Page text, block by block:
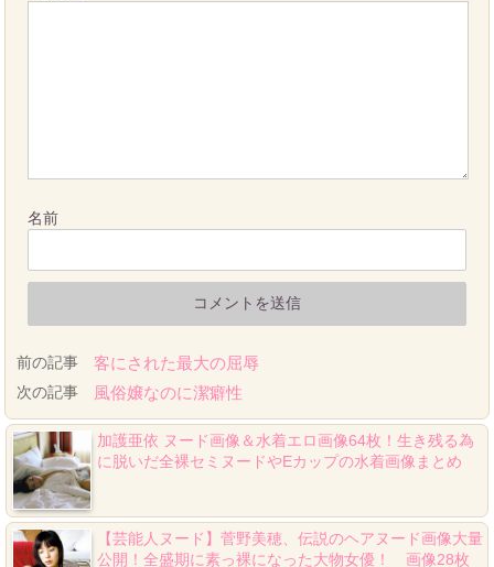
名前
前の記事 客にされた最大の屈辱
次の記事 風俗嬢なのに潔癖性
加護亜依 ヌード画像＆水着エロ画像64枚！生き残る為
に脱いだ全裸セミヌードやEカップの水着画像まとめ
【芸能人ヌード】菅野美穂、伝説のヘアヌード画像大量
公開！全盛期に素っ裸になった大物女優！ 画像28枚